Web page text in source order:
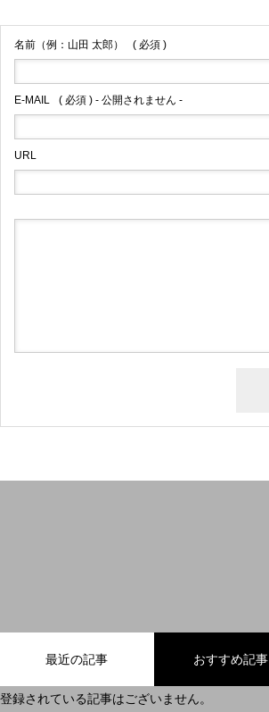
名前（例：山田 太郎） ( 必須 )
E-MAIL ( 必須 ) - 公開されません -
URL
最近の記事 おすすめ記事
登録されている記事はございません。